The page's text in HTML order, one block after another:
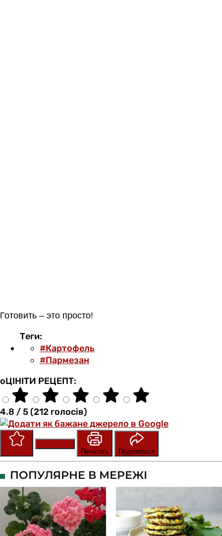
Готовить – это просто!
Теги:
#Картофель
#Пармезан
оЦІНІТИ РЕЦЕПТ:
4.8 / 5 (212 голосів)
Печатать
Поделиться